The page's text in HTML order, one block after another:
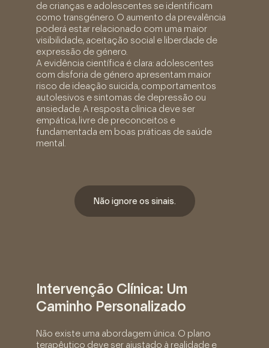
de crianças e adolescentes se identificam
como transgénero. O aumento da prevalência
poderá estar relacionado com uma maior
visibilidade, aceitação social e liberdade de
expressão de género.
A evidência científica é clara: adolescentes
com disforia de género apresentam maior
risco de ideação suicida, comportamentos
autolesivos e sintomas de depressão ou
ansiedade. A resposta clínica deve ser
empática, livre de preconceitos e
fundamentada em boas práticas de saúde
mental.
Não ignore os sinais.
Intervenção Clínica: Um
Caminho Personalizado
Não existe uma abordagem única. O plano
terapêutico deve ser ajustado à realidade e